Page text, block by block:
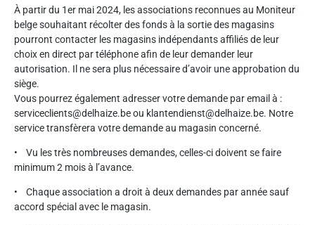
À partir du 1er mai 2024, les associations reconnues au Moniteur
belge souhaitant récolter des fonds à la sortie des magasins
pourront contacter les magasins indépendants affiliés de leur
choix en direct par téléphone afin de leur demander leur
autorisation. Il ne sera plus nécessaire d’avoir une approbation du
siège.
Vous pourrez également adresser votre demande par email à :
serviceclients@delhaize.be ou klantendienst@delhaize.be. Notre
service transfèrera votre demande au magasin concerné.
• Vu les très nombreuses demandes, celles-ci doivent se faire
minimum 2 mois à l’avance.
• Chaque association a droit à deux demandes par année sauf
accord spécial avec le magasin.